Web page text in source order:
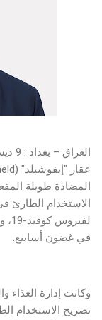
الاستخدام الطارئ
في غضون أسابيع.
وكانت إدارة الغذاء
تصريح الاستخدام